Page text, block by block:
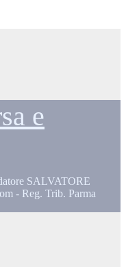
e
SALVATORE
- Reg. Trib. Parma